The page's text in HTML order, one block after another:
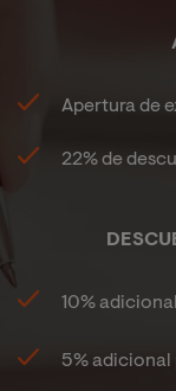
Apertura de
22%de
10%
5% adicional